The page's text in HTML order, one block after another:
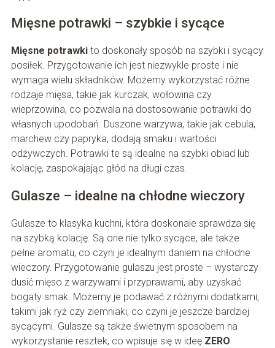
Mięsne potrawki – szybkie i sycące
Mięsne potrawkito doskonały sposób na szybki i sycący
posiłek. Przygotowanie ich jest niezwykle proste i nie
wymaga wielu składników. Możemy wykorzystać różne
rodzaje mięsa, takie jak kurczak, wołowina czy
wieprzowina, co pozwala na dostosowanie potrawki do
własnych upodobań. Duszone warzywa, takie jak cebula,
marchew czy papryka, dodają smaku i wartości
odżywczych. Potrawki te są idealne na szybki obiad lub
kolację, zaspokajając głód na długi czas.
Gulasze – idealne na chłodne wieczory
Gulasze to klasyka kuchni, która doskonale sprawdza się
na szybką kolację. Są one nie tylko sycące, ale także
pełne aromatu, co czyni je idealnym daniem na chłodne
wieczory. Przygotowanie gulaszu jest proste – wystarczy
dusić mięso z warzywami i przyprawami, aby uzyskać
bogaty smak. Możemy je podawać z różnymi dodatkami,
takimi jak ryż czy ziemniaki, co czyni je jeszcze bardziej
sycącymi. Gulasze są także świetnym sposobem na
wykorzystanie resztek, co wpisuje się w ideę ZERO